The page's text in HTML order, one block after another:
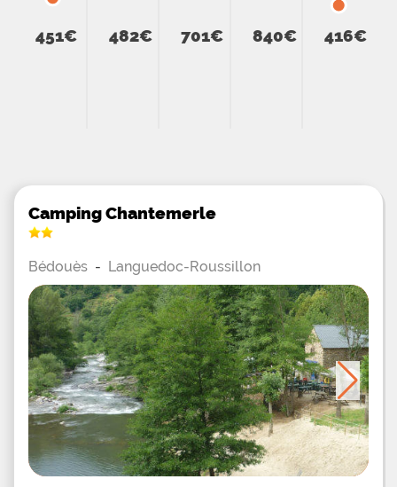
451€ 482€ 701€ 840€ 416€
Camping Chantemerle
Bédouès - Languedoc-Roussillon